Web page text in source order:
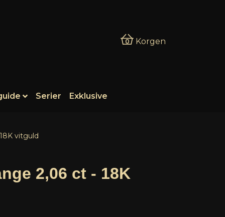
0 Korgen
Serier Exklusive
vitguld
2,06 ct - 18K